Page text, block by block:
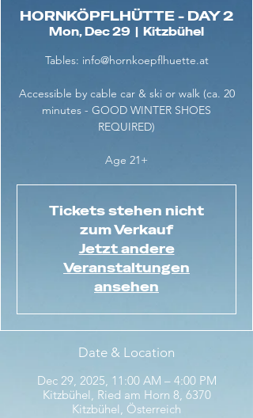
HORNKÖPFLHÜTTE - DAY 2
Mon, Dec 29
  |
Kitzbühel
Tables: info@hornkoepflhuette.at
Accessible by cable car & ski or walk (ca. 20
minutes - GOOD WINTER SHOES
REQUIRED)
Age 21+
Tickets stehen nicht
zum Verkauf
Jetzt andere
Veranstaltungen
ansehen
Date & Location
Dec 29, 2025, 11:00 AM – 4:00 PM
Kitzbühel, Ried am Horn 8, 6370
Kitzbühel, Österreich